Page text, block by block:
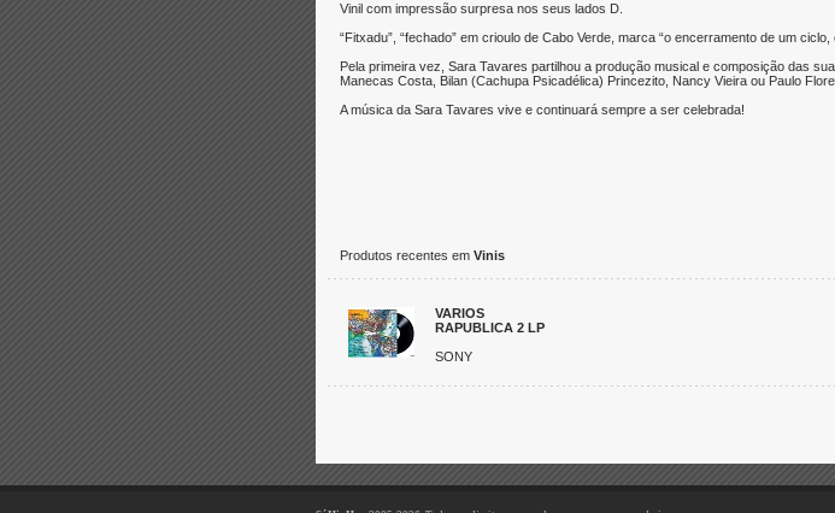
Vinil com impressão surpresa nos seus lados D.
“Fitxadu”, “fechado” em crioulo de Cabo Verde, marca “o encerramento de um
Pela primeira vez, Sara Tavares partilhou a produção musical e composição das
Manecas Costa, Bilan (Cachupa Psicadélica) Princezito, Nancy Vieira ou Paulo
A música da Sara Tavares vive e continuará sempre a ser celebrada!
Produtos recentes em Vinis
VARIOS
RAPUBLICA 2 LP
SONY